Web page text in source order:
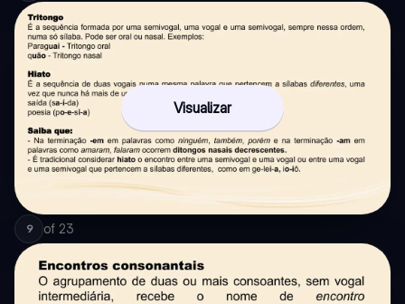
Visualizar
9 of 23